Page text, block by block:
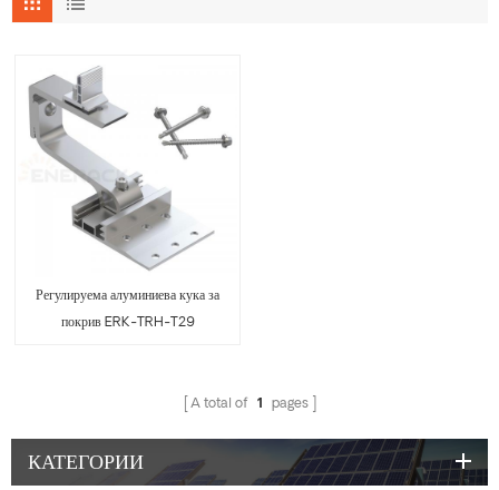
Регулируема алуминиева кука за
покрив ERK-TRH-T29
A total of 1 pages
КАТЕГОРИИ